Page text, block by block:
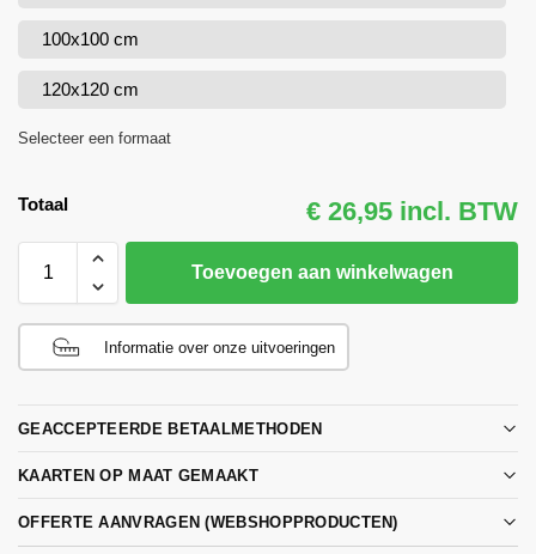
100x100 cm
120x120 cm
Selecteer een formaat
Totaal € 26,95 incl. BTW
Toevoegen aan winkelwagen
Informatie over onze uitvoeringen
GEACCEPTEERDE BETAALMETHODEN
KAARTEN OP MAAT GEMAAKT
OFFERTE AANVRAGEN (WEBSHOPPRODUCTEN)